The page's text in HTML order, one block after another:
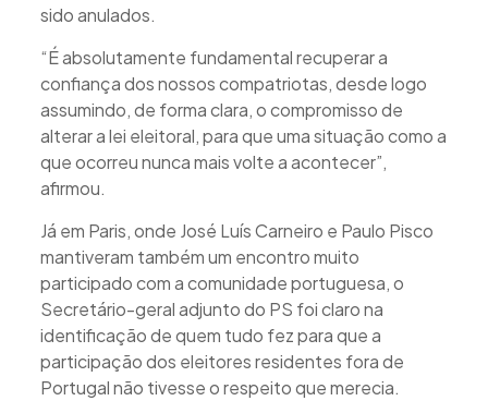
sido anulados.
“É absolutamente fundamental recuperar a
confiança dos nossos compatriotas, desde logo
assumindo, de forma clara, o compromisso de
alterar a lei eleitoral, para que uma situação como a
que ocorreu nunca mais volte a acontecer”,
afirmou.
Já em Paris, onde José Luís Carneiro e Paulo Pisco
mantiveram também um encontro muito
participado com a comunidade portuguesa, o
Secretário-geral adjunto do PS foi claro na
identificação de quem tudo fez para que a
participação dos eleitores residentes fora de
Portugal não tivesse o respeito que merecia.